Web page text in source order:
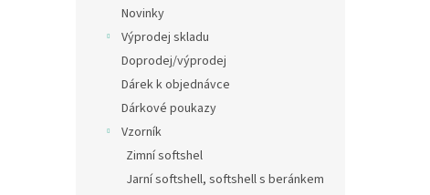
Novinky
Výprodej skladu
Doprodej/výprodej
Dárek k objednávce
Dárkové poukazy
Vzorník
Zimní softshel
Jarní softshell, softshell s beránkem